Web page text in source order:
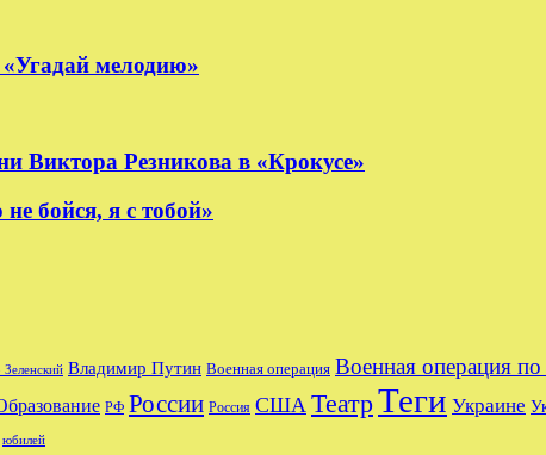
мелодию»
Виктора Резникова в «Крокусе»
бойся, я с тобой»
Владимир Путин Военная операция Военная операция
РФ России Россия США ТеатрТеги Украине
юбилей